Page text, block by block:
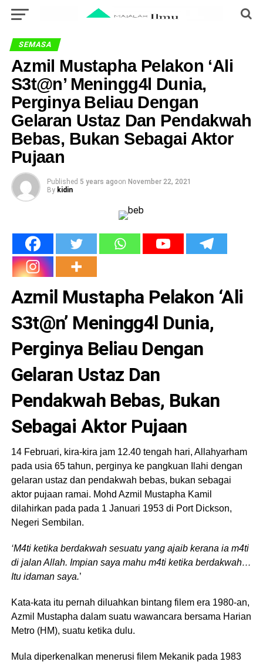
SEMASA
Azmil Mustapha Pelakon ‘Ali
S3t@n’ Meningg4l Dunia,
Perginya Beliau Dengan
Gelaran Ustaz Dan Pendakwah
Bebas, Bukan Sebagai Aktor
Pujaan
Published 5 years agoon November 22, 2021
By kidin
Azmil Mustapha Pelakon ‘Ali
S3t@n’ Meningg4l Dunia,
Perginya Beliau Dengan
Gelaran Ustaz Dan
Pendakwah Bebas, Bukan
Sebagai Aktor Pujaan
14 Februari, kira-kira jam 12.40 tengah hari, Allahyarham
pada usia 65 tahun, perginya ke pangkuan Ilahi dengan
gelaran ustaz dan pendakwah bebas, bukan sebagai
aktor pujaan ramai. Mohd Azmil Mustapha Kamil
dilahirkan pada pada 1 Januari 1953 di Port Dickson,
Negeri Sembilan.
‘M4ti ketika berdakwah sesuatu yang ajaib kerana ia m4ti
di jalan Allah. Impian saya mahu m4ti ketika berdakwah…
Itu idaman saya.’
Kata-kata itu pernah diluahkan bintang filem era 1980-an,
Azmil Mustapha dalam suatu wawancara bersama Harian
Metro (HM), suatu ketika dulu.
Mula diperkenalkan menerusi filem Mekanik pada 1983